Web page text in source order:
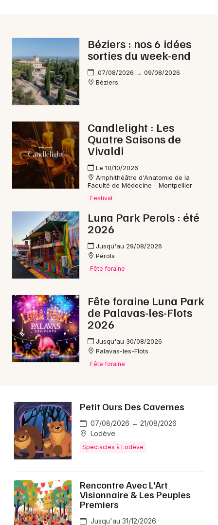
Béziers : nos 6 idées
sorties du week-end
07/08/2026 → 09/08/2026
Béziers
Candlelight : Les
Quatre Saisons de
Vivaldi
Le 10/10/2026
Amphithéâtre d'Anatomie de la
Faculté de Médecine - Montpellier
Festival
Luna Park Perols : été
2026
Jusqu'au 29/08/2026
Pérols
Fête foraine
Fête foraine Luna Park
de Palavas-les-Flots
2026
Jusqu'au 30/08/2026
Palavas-les-Flots
Fête foraine
Petit Ours Des Cavernes
07/08/2026 → 21/08/2026
Lodève
Spectacles à Lodève
Rencontre Avec L'Art
Visionnaire & Les Peuples
Premiers
Jusqu'au 31/12/2026